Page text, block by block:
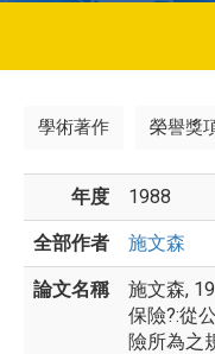
學術著作 榮譽獎
年度 1988
全部作者 施文森
論文名稱
施文森,
保險?:從
險所為之